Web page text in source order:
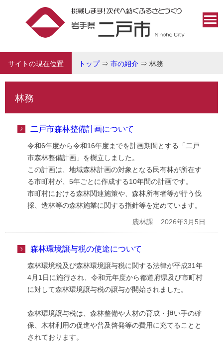
サイトの現在位置 トップ⇒ 市の紹介 ⇒ 林務
林務
二戸市森林整備計画について
令和6年度から令和16年度までを計画期間とする「二戸
市森林整備計画」を樹立しました。
この計画は、地域森林計画の対象となる民有林が所在す
る市町村が、5年ごとに作成する10年間の計画です。
市町村における森林関連施策や、森林所有者等が行う伐
採、造林等の森林施業に関する指針等を定めています。
農林課 2026年3月5日
森林環境譲与税の使途について
森林環境税及び森林環境譲与税に関する法律が平成31年
4月1日に施行され、令和元年度から都道府県及び市町村
に対して森林環境譲与税の譲与が開始されました。
森林環境譲与税は、森林整備や人材の育成・担い手の確
保、木材利用の促進や普及啓発等の費用に充てることと
されております。